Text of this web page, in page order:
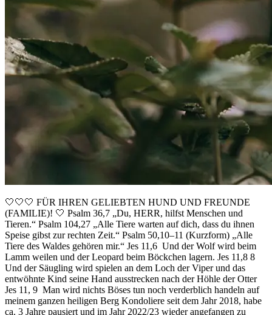
🤍🤍🤍 FÜR IHREN GELIEBTEN HUND UND FREUNDE
(FAMILIE)! 🤍 Psalm 36,7 „Du, HERR, hilfst Menschen und
Tieren.“ Psalm 104,27 „Alle Tiere warten auf dich, dass du ihnen
Speise gibst zur rechten Zeit.“ Psalm 50,10–11 (Kurzform) „Alle
Tiere des Waldes gehören mir.“ Jes 11,6 Und der Wolf wird beim
Lamm weilen und der Leopard beim Böckchen lagern. Jes 11,8 8
Und der Säugling wird spielen an dem Loch der Viper und das
entwöhnte Kind seine Hand ausstrecken nach der Höhle der Otter
Jes 11, 9 Man wird nichts Böses tun noch verderblich handeln auf
meinem ganzen heiligen Berg Kondoliere seit dem Jahr 2018, habe
ca. 3 Jahre pausiert und im Jahr 2022/23 wieder angefangen zu